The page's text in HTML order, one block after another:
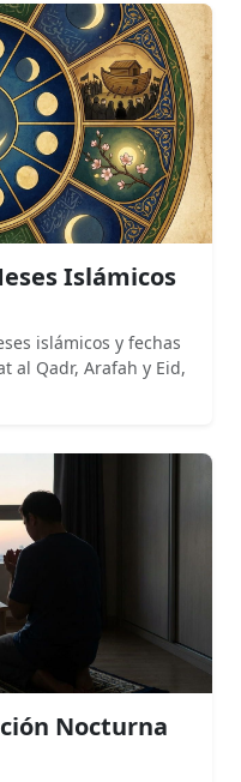
Islámicos
islámicos y fechas
al Qadr, Arafah y Eid,
Nocturna